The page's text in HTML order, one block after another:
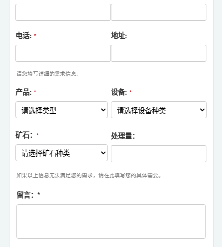
电话: * 地址:
请您填写详细的需求信息:
产品: * 设备: *
矿石： * 处理量：
如果以上信息无法满足您的需求，请在此填写您的具体需要。
留言：*